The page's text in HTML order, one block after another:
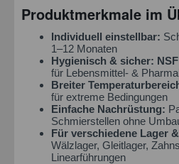
Produktmerkmale im
Individuell einstellbar:
1–12 Monaten
Hygienisch & sicher:
für Lebensmittel- &
Breiter
für extreme Bedingungen
Einfache Nachrüstung:
Schmierstellen ohne
Für verschiedene Lager
Wälzlager, Gleitlager,
Linearführungen